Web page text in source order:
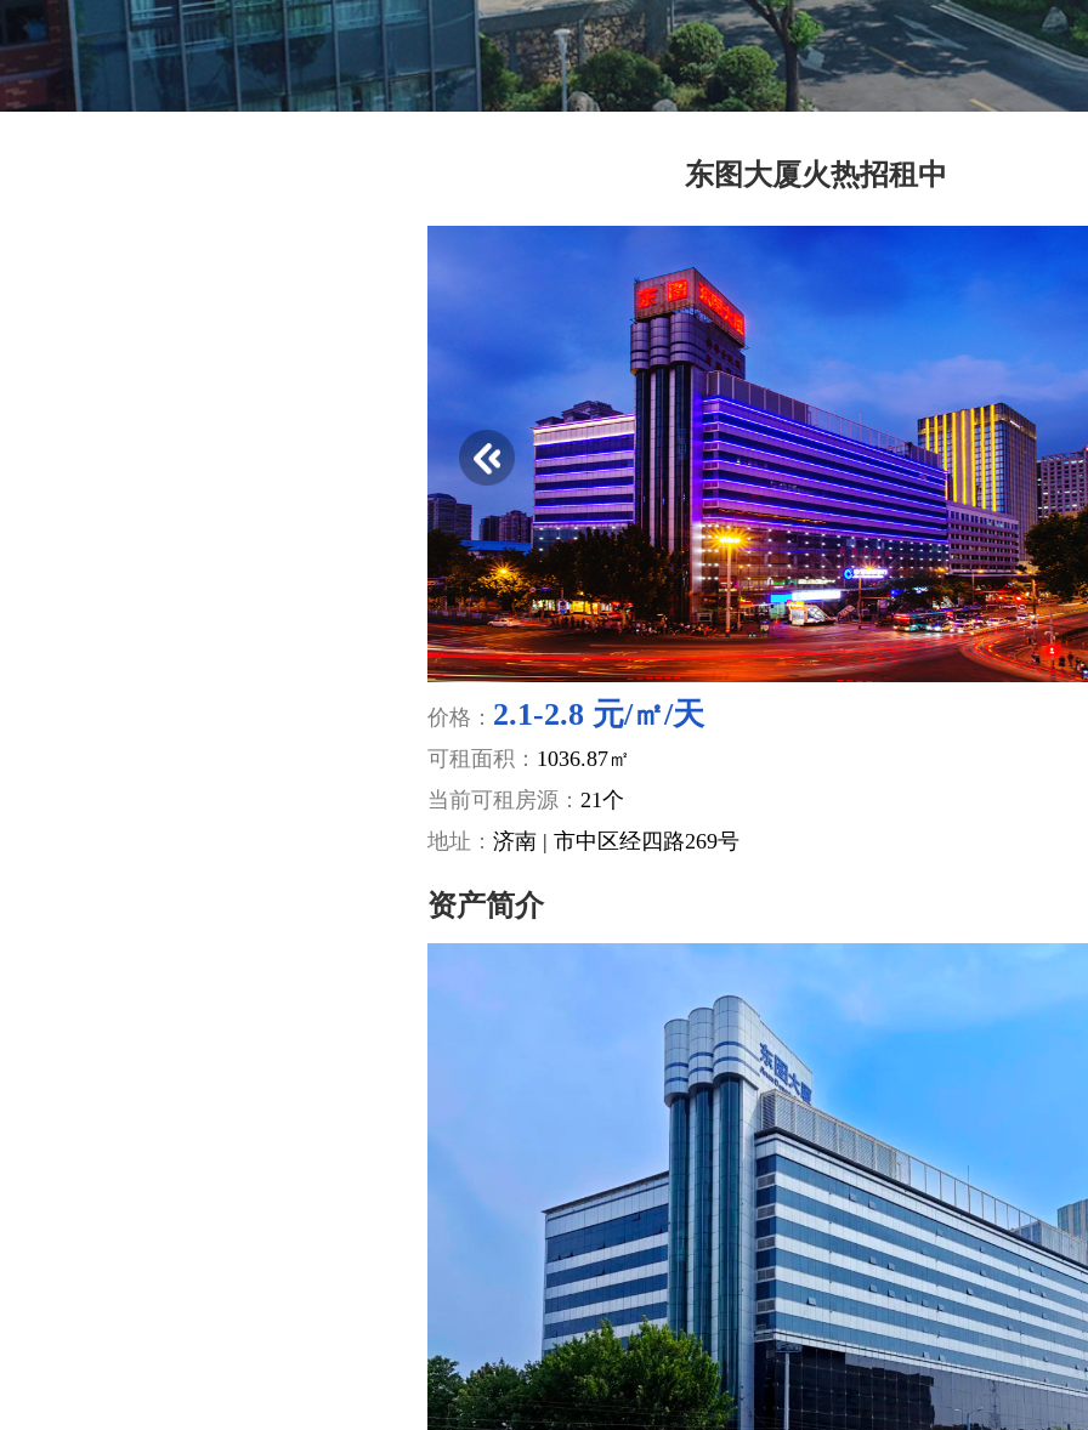
东图大厦火热招租中
价格： 2.1-2.8 元/㎡/天
可租面积： 1036.87㎡
当前可租房源： 21个
地址： 济南 | 市中区经四路269号
资产简介